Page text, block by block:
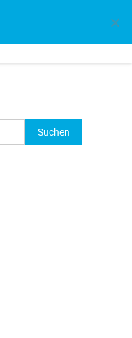
Suchen
nach: